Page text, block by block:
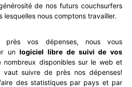
de nos futurs couchsurfers
lesquelles nous comptons travailler.
vos dépenses, nous vous
unlogiciel libre de suivi de vos
disponibles sur le web et
suivre de près nos dépenses!
des statistiques par pays et par